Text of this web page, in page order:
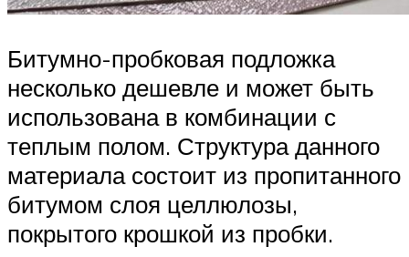
Битумно-пробковая подложка
несколько дешевле и может быть
использована в комбинации с
теплым полом. Структура данного
материала состоит из пропитанного
битумом слоя целлюлозы,
покрытого крошкой из пробки.